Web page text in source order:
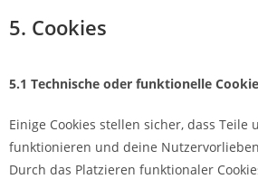
5. Cookies
5.1 Technische oder funktionelle
Einige Cookies stellen sicher, dass
funktionieren und deine
Durch das Platzieren funktionaler